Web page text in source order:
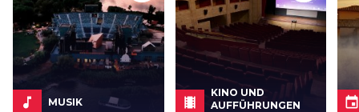
music_note MUSIK local_movies
KINO UND
AUFFÜHRUNGEN